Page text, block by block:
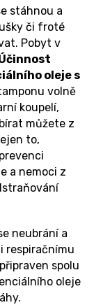
stáhnou a
či froté
Pobyt v
oleje s
volně
koupelí,
můžete z
to,
a nemoci z
neubrání a
respiračnímu
spolu
oleje